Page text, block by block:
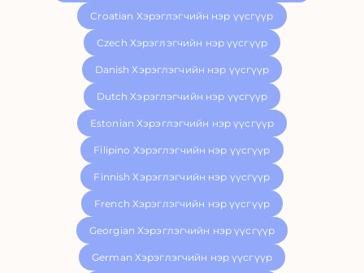
Croatian Хэрэглэгчийн нэр үүсгүүр
Czech Хэрэглэгчийн нэр үүсгүүр
Danish Хэрэглэгчийн нэр үүсгүүр
Dutch Хэрэглэгчийн нэр үүсгүүр
Estonian Хэрэглэгчийн нэр үүсгүүр
Filipino Хэрэглэгчийн нэр үүсгүүр
Finnish Хэрэглэгчийн нэр үүсгүүр
French Хэрэглэгчийн нэр үүсгүүр
Georgian Хэрэглэгчийн нэр үүсгүүр
German Хэрэглэгчийн нэр үүсгүүр